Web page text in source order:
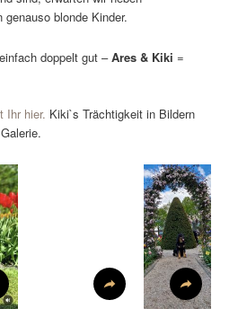
blonde Kinder.
doppelt gut –Ares & Kiki =
Ihr hier. Kiki`s Trächtigkeit in Bildern